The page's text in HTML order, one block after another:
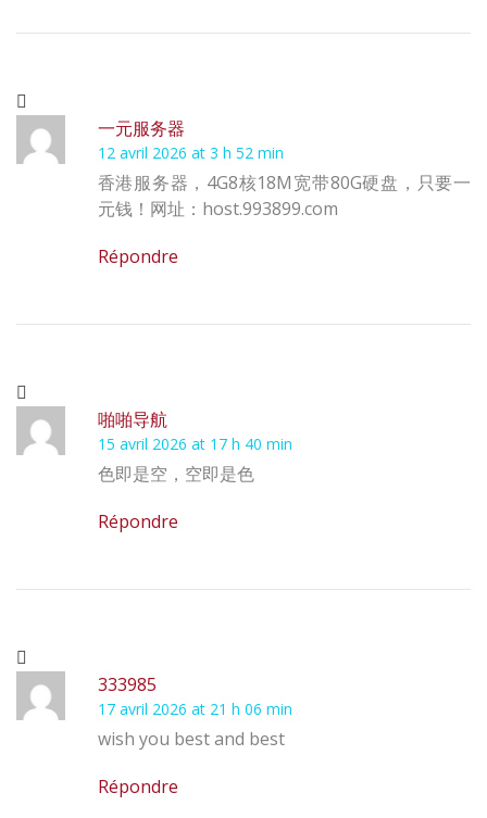
一元服务器
12 avril 2026 at 3 h 52 min
香港服务器，4G8核18M宽带80G硬盘，只要一
元钱！网址：host.993899.com
Répondre
啪啪导航
15 avril 2026 at 17 h 40 min
色即是空，空即是色
Répondre
333985
17 avril 2026 at 21 h 06 min
wish you best and best
Répondre